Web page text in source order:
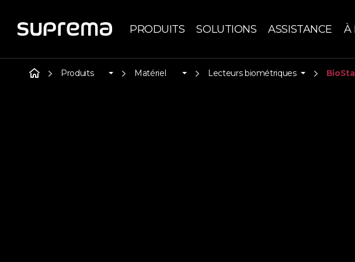
PRODUITS SOLUTIONS ASSISTANCE À
Produits Matériel Lecteurs biométriques